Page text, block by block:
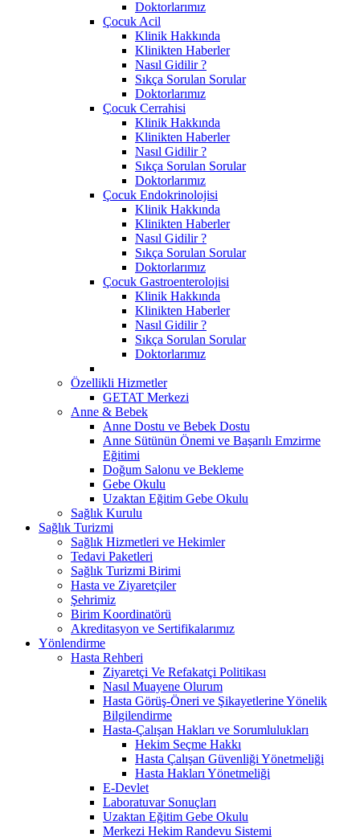
Doktorlarımız
Çocuk Acil
Klinik Hakkında
Klinikten Haberler
Nasıl Gidilir ?
Sıkça Sorulan Sorular
Doktorlarımız
Çocuk Cerrahisi
Klinik Hakkında
Klinikten Haberler
Nasıl Gidilir ?
Sıkça Sorulan Sorular
Doktorlarımız
Çocuk Endokrinolojisi
Klinik Hakkında
Klinikten Haberler
Nasıl Gidilir ?
Sıkça Sorulan Sorular
Doktorlarımız
Çocuk Gastroenterolojisi
Klinik Hakkında
Klinikten Haberler
Nasıl Gidilir ?
Sıkça Sorulan Sorular
Doktorlarımız
Özellikli Hizmetler
GETAT Merkezi
Anne & Bebek
Anne Dostu ve Bebek Dostu
Anne Sütünün Önemi ve Başarılı Emzirme
Eğitimi
Doğum Salonu ve Bekleme
Gebe Okulu
Uzaktan Eğitim Gebe Okulu
Sağlık Kurulu
Sağlık Turizmi
Sağlık Hizmetleri ve Hekimler
Tedavi Paketleri
Sağlık Turizmi Birimi
Hasta ve Ziyaretçiler
Şehrimiz
Birim Koordinatörü
Akreditasyon ve Sertifikalarımız
Yönlendirme
Hasta Rehberi
Ziyaretçi Ve Refakatçi Politikası
Nasıl Muayene Olurum
Hasta Görüş-Öneri ve Şikayetlerine Yönelik
Bilgilendirme
Hasta-Çalışan Hakları ve Sorumlulukları
Hekim Seçme Hakkı
Hasta Çalışan Güvenliği Yönetmeliği
Hasta Hakları Yönetmeliği
E-Devlet
Laboratuvar Sonuçları
Uzaktan Eğitim Gebe Okulu
Merkezi Hekim Randevu Sistemi